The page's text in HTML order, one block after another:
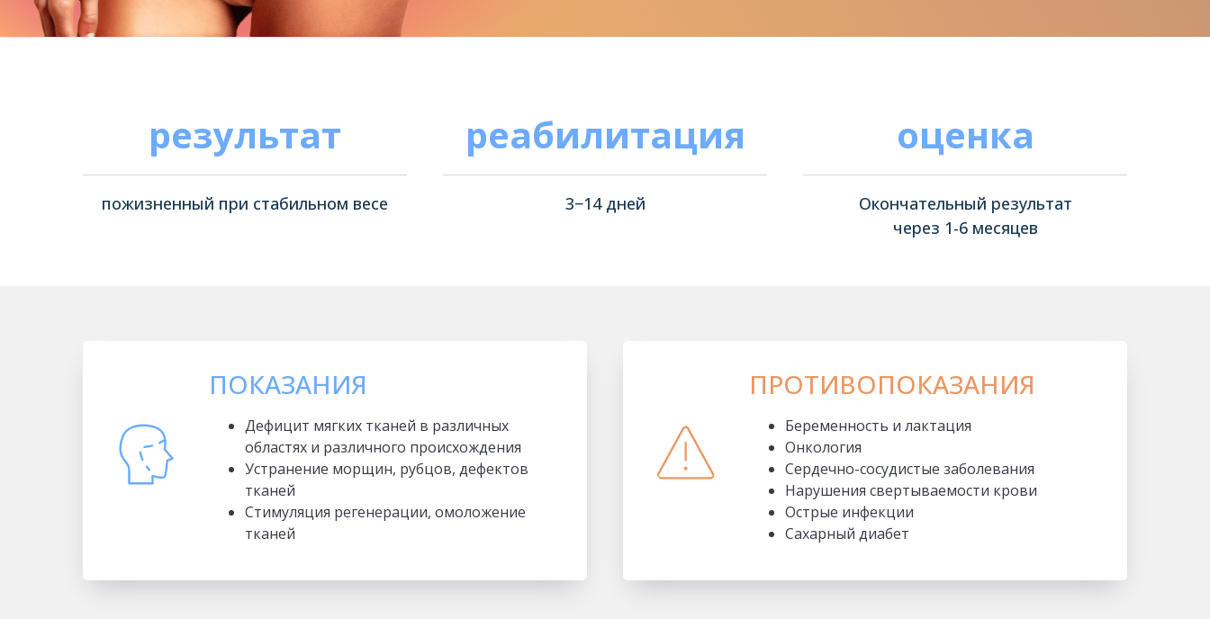
результат
пожизненный при стабильном весе
реабилитация
3−14 дней
оценка
Окончательный результат
через 1-6 месяцев
ПОКАЗАНИЯ
Дефицит мягких тканей в различных
областях и различного происхождения
Устранение морщин, рубцов, дефектов
тканей
Стимуляция регенерации, омоложение
тканей
ПРОТИВОПОКАЗАНИЯ
Беременность и лактация
Онкология
Сердечно-сосудистые заболевания
Нарушения свертываемости крови
Острые инфекции
Сахарный диабет